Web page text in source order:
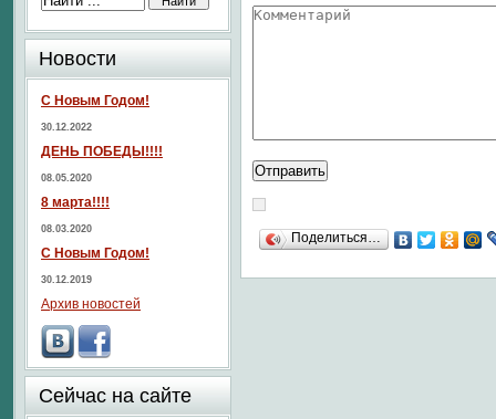
Поделиться…
Новости
С Новым Годом!
30.12.2022
ДЕНЬ ПОБЕДЫ!!!!
08.05.2020
8 марта!!!!
08.03.2020
С Новым Годом!
30.12.2019
Архив новостей
Сейчас на сайте